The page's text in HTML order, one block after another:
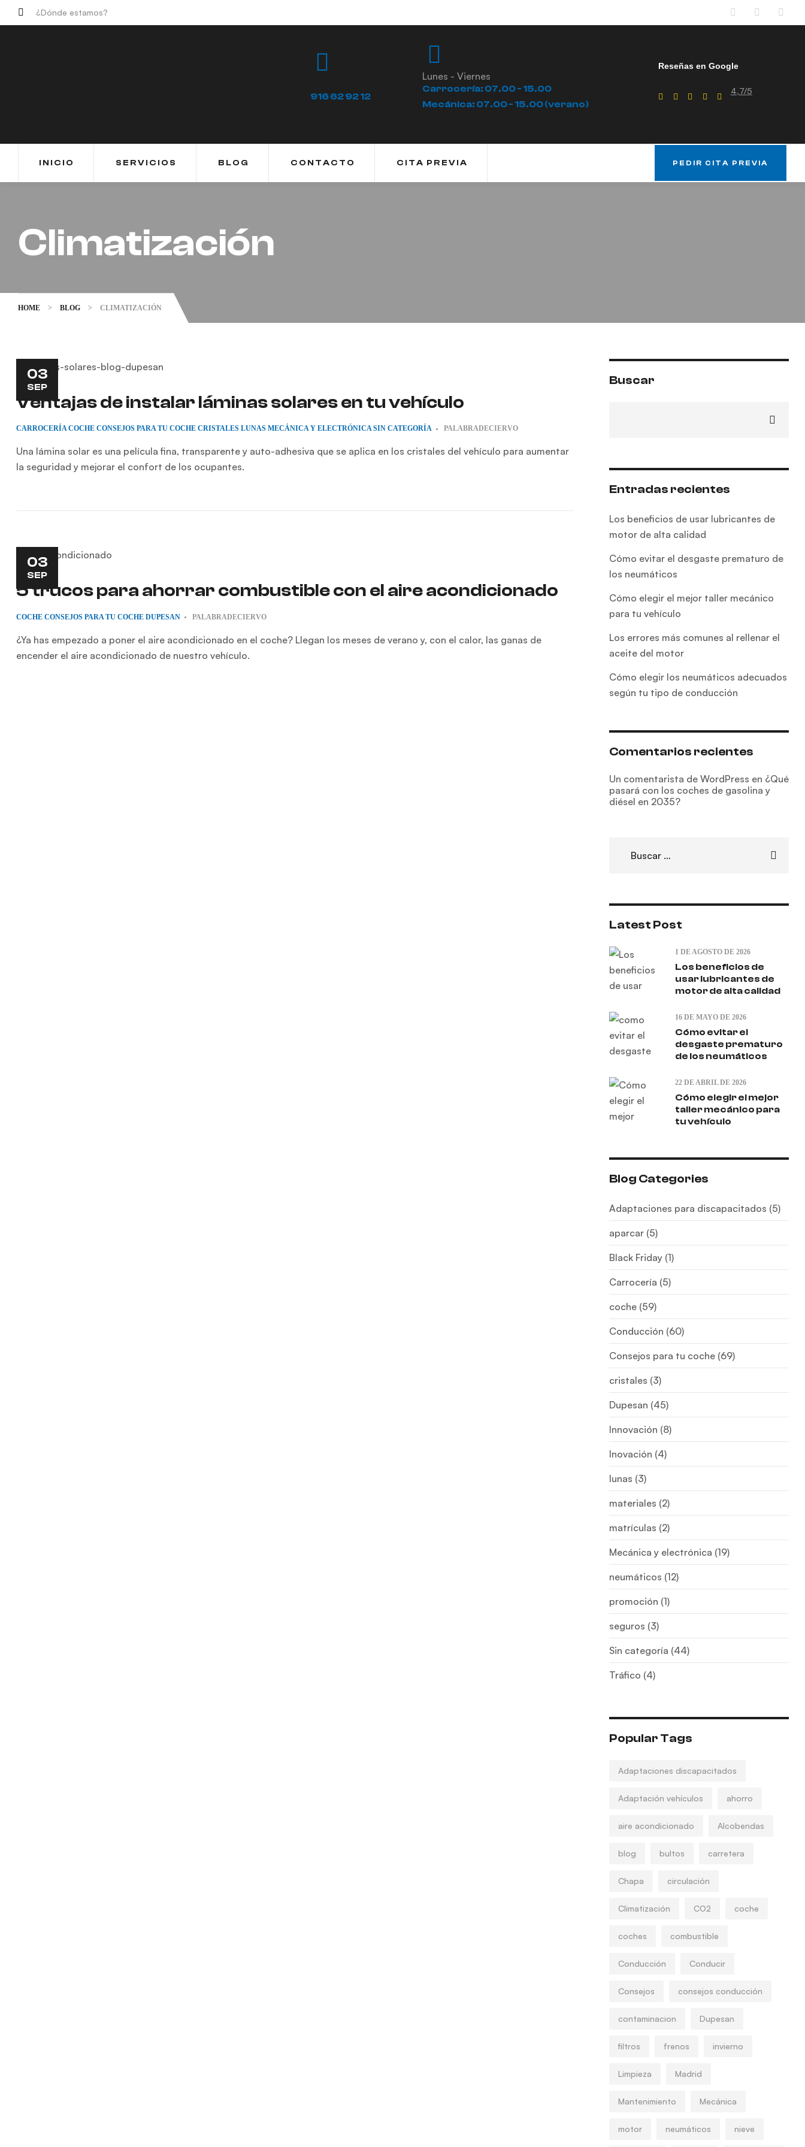
¿Dónde estamos?
916 62 92 12
Lunes - Viernes
Carrocería: 07.00 - 15.00
Mecánica: 07.00 - 15.00 (verano)
Reseñas en Google
4,7/5
INICIO SERVICIOS BLOG CONTACTO CITA PREVIA PEDIR CITA PREVIA
Climatización
HOME > BLOG > CLIMATIZACIÓN
03
SEP
Ventajas de instalar láminas solares en tu vehículo
CARROCERÍA COCHE CONSEJOS PARA TU COCHE CRISTALES LUNAS MECÁNICA Y ELECTRÓNICA SIN CATEGORÍA PALABRADECIERVO
Una lámina solar es una película fina, transparente y auto-adhesiva que se aplica en los cristales del vehículo para aumentar
la seguridad y mejorar el confort de los ocupantes.
03
SEP
5 trucos para ahorrar combustible con el aire acondicionado
COCHE CONSEJOS PARA TU COCHE DUPESAN PALABRADECIERVO
¿Ya has empezado a poner el aire acondicionado en el coche? Llegan los meses de verano y, con el calor, las ganas de
encender el aire acondicionado de nuestro vehículo.
Buscar
Entradas recientes
Los beneficios de usar lubricantes de
motor de alta calidad
Cómo evitar el desgaste prematuro de
los neumáticos
Cómo elegir el mejor taller mecánico
para tu vehículo
Los errores más comunes al rellenar el
aceite del motor
Cómo elegir los neumáticos adecuados
según tu tipo de conducción
Comentarios recientes
Un comentarista de WordPress en ¿Qué
pasará con los coches de gasolina y
diésel en 2035?
Latest Post
Los beneficios de
usar lubricantes de
motor de alta calidad
1 DE AGOSTO DE 2026
Cómo evitar el
desgaste prematuro
de los neumáticos
16 DE MAYO DE 2026
Cómo elegir el mejor
taller mecánico para
tu vehículo
22 DE ABRIL DE 2026
Blog Categories
Adaptaciones para discapacitados (5)
aparcar (5)
Black Friday (1)
Carrocería (5)
coche (59)
Conducción (60)
Consejos para tu coche (69)
cristales (3)
Dupesan (45)
Innovación (8)
Inovación (4)
lunas (3)
materiales (2)
matrículas (2)
Mecánica y electrónica (19)
neumáticos (12)
promoción (1)
seguros (3)
Sin categoría (44)
Tráfico (4)
Popular Tags
Adaptaciones discapacitados
Adaptación vehículos ahorro
aire acondicionado Alcobendas
blog bultos carretera
Chapa circulación
Climatización CO2 coche
coches combustible
Conducción Conducir
Consejos consejos conducción
contaminacion Dupesan
filtros frenos invierno
Limpieza Madrid
Mantenimiento Mecánica
motor neumáticos nieve